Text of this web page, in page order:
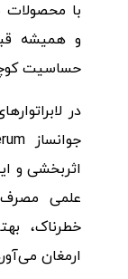
با محصولات
و همیشه
حساسیت
در
اثربخشی و
علمی
خطرناک،
ارمغان